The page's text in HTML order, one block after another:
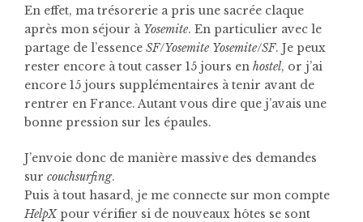
En effet, ma trésorerie a pris une sacrée claque
après mon séjour à Yosemite. En particulier avec le
partage de l’essence SF/Yosemite Yosemite/SF. Je peux
rester encore à tout casser 15 jours en hostel, or j’ai
encore 15 jours supplémentaires à tenir avant de
rentrer en France. Autant vous dire que j’avais une
bonne pression sur les épaules.
J’envoie donc de manière massive des demandes
sur couchsurfing.
Puis à tout hasard, je me connecte sur mon compte
HelpXpour vérifier si de nouveaux hôtes se sont